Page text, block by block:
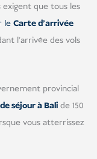
que tous les
le Carte d'arrivée
l'arrivée des vols
provincial
séjour à Bali de 150
vous atterrissez